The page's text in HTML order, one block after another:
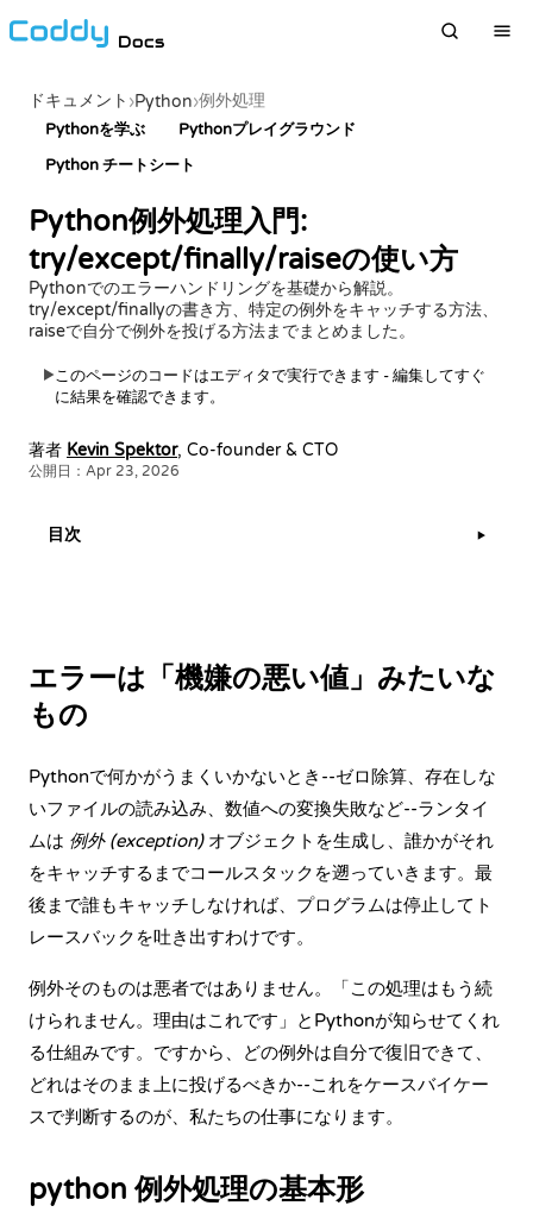
Docs
ドキュメント ›Python›例外処理
Pythonを学ぶ
Pythonプレイグラウンド
Python チートシート
Python例外処理入門:
try/except/finally/raiseの使い方
Pythonでのエラーハンドリングを基礎から解説。
try/except/finallyの書き方、特定の例外をキャッチする方法、
raiseで自分で例外を投げる方法までまとめました。
▶このページのコードはエディタで実行できます - 編集してすぐ
に結果を確認できます。
著者 Kevin Spektor, Co-founder & CTO
公開日：Apr 23, 2026
エラーは「機嫌の悪い値」みたいな
もの
Pythonで何かがうまくいかないとき--ゼロ除算、存在しな
いファイルの読み込み、数値への変換失敗など--ランタイ
ムは 例外 (exception)オブジェクトを生成し、誰かがそれ
をキャッチするまでコールスタックを遡っていきます。最
後まで誰もキャッチしなければ、プログラムは停止してト
レースバックを吐き出すわけです。
例外そのものは悪者ではありません。「この処理はもう続
けられません。理由はこれです」とPythonが知らせてくれ
る仕組みです。ですから、どの例外は自分で復旧できて、
どれはそのまま上に投げるべきか--これをケースバイケー
スで判断するのが、私たちの仕事になります。
python 例外処理の基本形
目次 ▶